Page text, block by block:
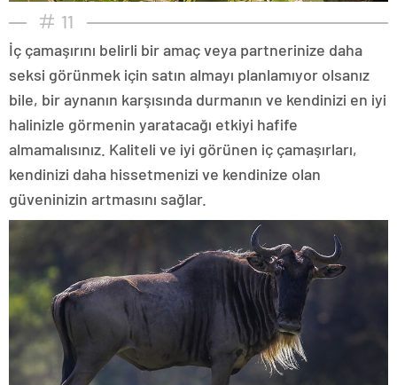
11
İç çamaşırını belirli bir amaç veya partnerinize daha
seksi görünmek için satın almayı planlamıyor olsanız
bile, bir aynanın karşısında durmanın ve kendinizi en iyi
halinizle görmenin yaratacağı etkiyi hafife
almamalısınız. Kaliteli ve iyi görünen iç çamaşırları,
kendinizi daha hissetmenizi ve kendinize olan
güveninizin artmasını sağlar.